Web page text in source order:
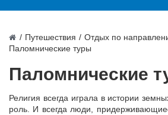
/ Путешествия / Отдых по
Пaломнические туры
Пaломнические
Религия всегда играла в истории
роль. И всегда люди,